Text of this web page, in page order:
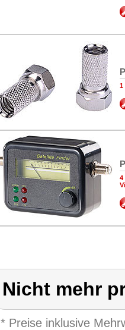
1
4
Nicht mehr
* Preise inklusive